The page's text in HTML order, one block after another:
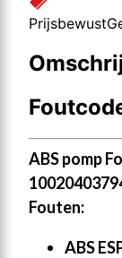
Prijsbewust
ABS pomp
Fouten:
ABS